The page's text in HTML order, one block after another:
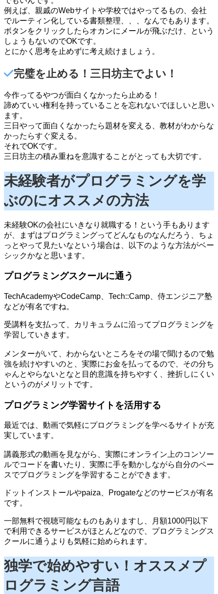
例えば、親戚のWebサイトや学校ではやってるもの、会社
でルーティン化している書類整理、、、なんでもあります。
ボタンをクリックしたらオカンにメールが飛ぶだけ、という
しょうもないのでOKです。
とにかく思考を止めずに考え続けましょう。
完璧を止める！三日坊主でよい！
今作ってるやつが面白くなかったら止める！
諦めていい権利を持っていることを忘れないでほしいと思い
ます。
三日やって面白くなかったら題材を変える、教材がわからな
かったらすぐ変える。
それでOKです。
三日坊主の積み重ねを意識することがとっても大切です。
未経験者がプログラミングを学
ぶのにオススメの方法
未経験OKの会社にいきなり就職する！という手もあります
が、まずはプログラミングってどんなものなんだろう、ちょ
っとやって見たいなという場合は、以下のような方法がベー
シックかなと思います。
プログラミングスクールに通う
TechAcademyやCodeCamp、Tech::Camp、侍エンジニア塾
などが有名ですね。
受講料を支払って、カリキュラムに沿ってプログラミングを
学習していきます。
メンターがいて、わからないところをその場で聞けるので勉
強を続けやすいのと、実際にお金を払ってるので、その分ち
ゃんとやらないとなと目的意識を持ちやすく、挫折しにくい
というのがメリットです。
プログラミング学習サイトを活用する
最近では、動画で気軽にプログラミングを学べるサイトが充
実しています。
講義形式の動画を見ながら、実際にオンライン上のコンソー
ルでコードを書いたり、実際に手を動かしながら自分のペー
スでプログラミングを学習することができます。
ドットインストールやpaiza、Progateなどのサービスが有名
です。
一部無料で視聴可能なものもありますし、月額1000円以下
で利用できるサービスがほとんどなので、プログラミングス
クールに通うよりも気軽に始められます。
独学で始めやすい！オススメプ
ログラミング言語